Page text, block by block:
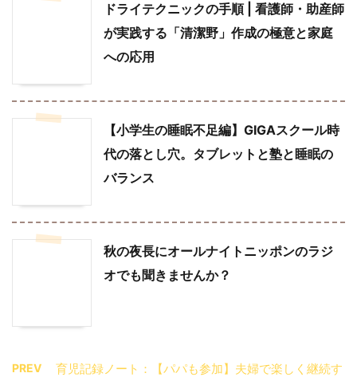
ドライテクニックの手順 | 看護師・助産師
が実践する「清潔野」作成の極意と家庭
への応用
【小学生の睡眠不足編】GIGAスクール時
代の落とし穴。タブレットと塾と睡眠の
バランス
秋の夜長にオールナイトニッポンのラジ
オでも聞きませんか？
PREV
育児記録ノート：【パパも参加】夫婦で楽しく継続す